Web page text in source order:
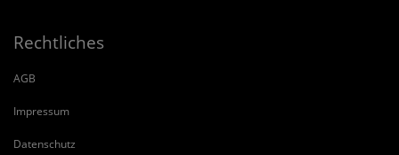
Rechtliches
AGB
Impressum
Datenschutz